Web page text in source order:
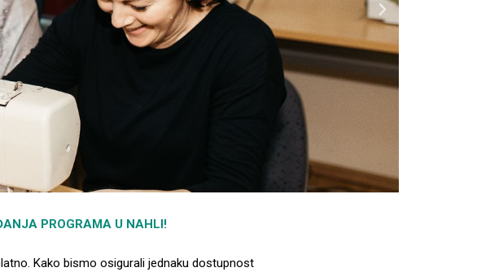
N
e
x
PROGRAMA U NAHLI!
Kako bismo osigurali jednaku dostupnost